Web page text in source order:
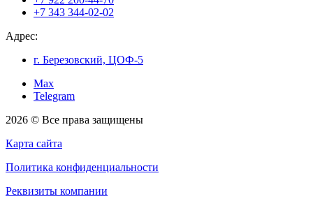
+7 343 344-02-02
Адрес:
г. Березовский, ЦОФ-5
Max
Telegram
2026 © Все права защищены
Карта сайта
Политика конфиденциальности
Реквизиты компании